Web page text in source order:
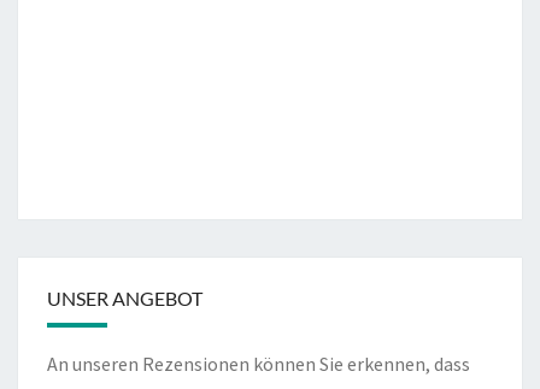
UNSER ANGEBOT
An unseren Rezensionen können Sie erkennen, dass